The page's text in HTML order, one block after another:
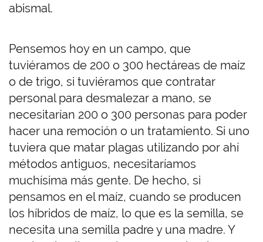
abismal.
Pensemos hoy en un campo, que
tuviéramos de 200 o 300 hectáreas de maíz
o de trigo, si tuviéramos que contratar
personal para desmalezar a mano, se
necesitarían 200 o 300 personas para poder
hacer una remoción o un tratamiento. Si uno
tuviera que matar plagas utilizando por ahí
métodos antiguos, necesitaríamos
muchísima más gente. De hecho, si
pensamos en el maíz, cuando se producen
los híbridos de maíz, lo que es la semilla, se
necesita una semilla padre y una madre. Y